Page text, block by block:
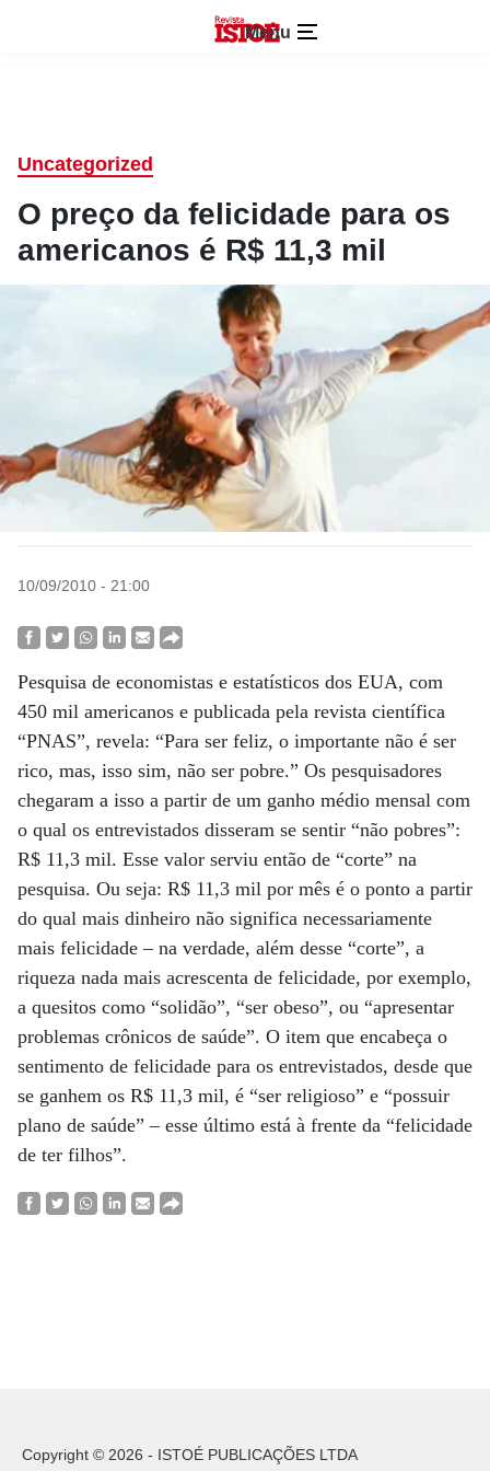
Menu
Uncategorized
O preço da felicidade para os
americanos é R$ 11,3 mil
10/09/2010 - 21:00
Pesquisa de economistas e estatísticos dos EUA, com
450 mil americanos e publicada pela revista científica
“PNAS”, revela: “Para ser feliz, o importante não é ser
rico, mas, isso sim, não ser pobre.” Os pesquisadores
chegaram a isso a partir de um ganho médio mensal com
o qual os entrevistados disseram se sentir “não pobres”:
R$ 11,3 mil. Esse valor serviu então de “corte” na
pesquisa. Ou seja: R$ 11,3 mil por mês é o ponto a partir
do qual mais dinheiro não significa necessariamente
mais felicidade – na verdade, além desse “corte”, a
riqueza nada mais acrescenta de felicidade, por exemplo,
a quesitos como “solidão”, “ser obeso”, ou “apresentar
problemas crônicos de saúde”. O item que encabeça o
sentimento de felicidade para os entrevistados, desde que
se ganhem os R$ 11,3 mil, é “ser religioso” e “possuir
plano de saúde” – esse último está à frente da “felicidade
de ter filhos”.
Copyright © 2026 - ISTOÉ PUBLICAÇÕES LTDA